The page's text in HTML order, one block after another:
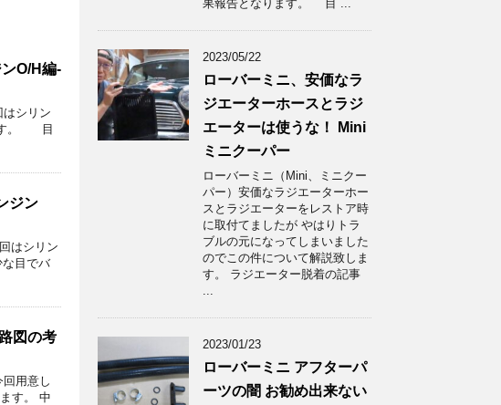
O/H編-
シリン
す。 目
ジン
はシリン
目でバ
図の考
用意し
す。 中
果報告となります。 目 ...
2023/05/22
ローバーミニ、安価なラ
ジエーターホースとラジ
エーターは使うな！ Mini
ミニクーパー
ローバーミニ（Mini、ミニクー
パー）安価なラジエーターホー
スとラジエーターをレストア時
に取付てましたが やはりトラ
ブルの元になってしまいました
のでこの件について解説致しま
す。 ラジエーター脱着の記事
...
2023/01/23
ローバーミニ アフターパ
ーツの闇 お勧め出来ない